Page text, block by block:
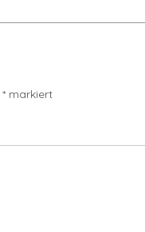
* markiert